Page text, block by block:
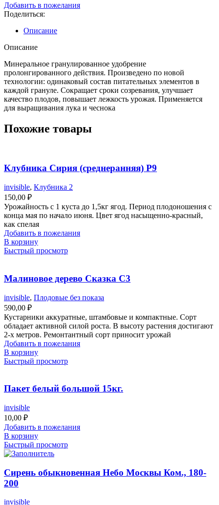
Добавить в пожелания
Поделиться:
Описание
Описание
Минеральное гранулированное удобрение
пролонгированного действия. Произведено по новой
технологии: одинаковый состав питательных элементов в
каждой грануле. Сокращает сроки созревания, улучшает
качество плодов, повышает лежкость урожая. Применяется
для выращивания лука и чеснока
Похожие товары
Клубника Сирия (среднеранняя) Р9
invisible, Клубника 2
150,00 ₽
Урожайность с 1 куста до 1,5кг ягод. Период плодоношения с
конца мая по начало июня. Цвет ягод насыщенно-красный,
как спелая
Добавить в пожелания
В корзину
Быстрый просмотр
Малиновое дерево Сказка С3
invisible, Плодовые без показа
590,00 ₽
Кустарники аккуратные, штамбовые и компактные. Сорт
обладает активной силой роста. В высоту растения достигают
2-х метров. Ремонтантный сорт приносит урожай
Добавить в пожелания
В корзину
Быстрый просмотр
Пакет белый большой 15кг.
invisible
10,00 ₽
Добавить в пожелания
В корзину
Быстрый просмотр
Сирень обыкновенная Небо Москвы Ком., 180-
200
invisible